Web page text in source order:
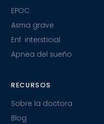
EPOC
Asma grave
Enf. intersticial
Apnea del sueño
RECURSOS
Sobre la doctora
Blog